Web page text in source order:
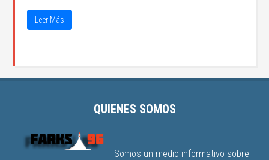
Leer Más
QUIENES SOMOS
Somos un medio informativo sobre